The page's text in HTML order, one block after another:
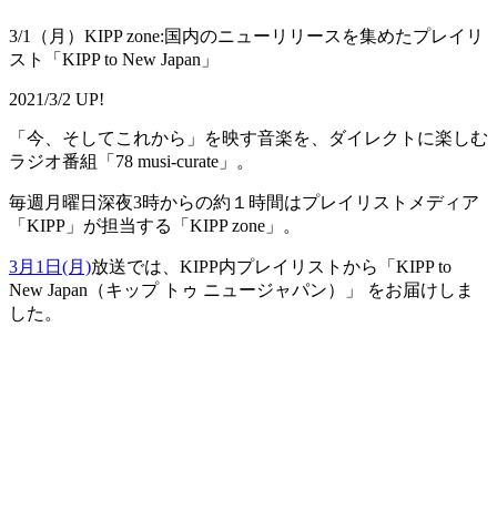
3/1（月）KIPP zone:国内のニューリリースを集めたプレイリ
スト「KIPP to New Japan」
2021/3/2 UP!
「今、そしてこれから」を映す音楽を、ダイレクトに楽しむ
ラジオ番組「78 musi-curate」。
毎週月曜日深夜3時からの約１時間はプレイリストメディア
「KIPP」が担当する「KIPP zone」。
3月1日(月)放送では、KIPP内プレイリストから「KIPP to
New Japan（キップ トゥ ニュージャパン）」 をお届けしま
した。